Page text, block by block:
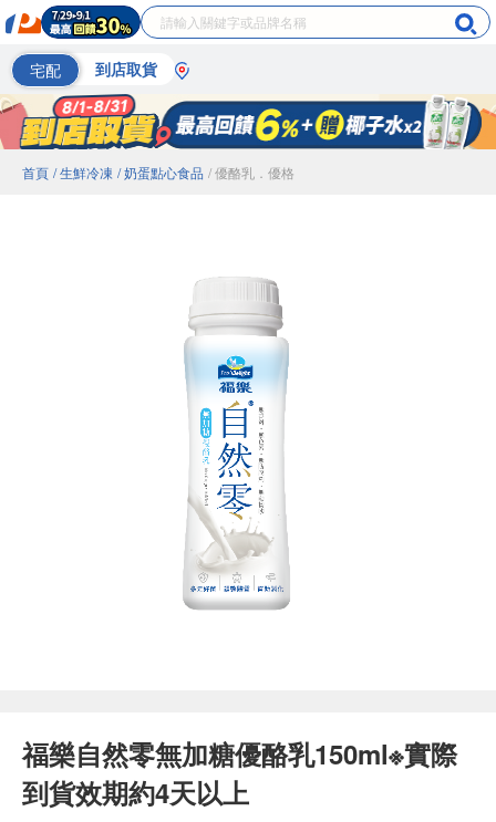
宅配 到店取貨
首頁 / 生鮮冷凍 / 奶蛋點心食品 / 優酪乳．優格
福樂自然零無加糖優酪乳150ml※實際
到貨效期約4天以上